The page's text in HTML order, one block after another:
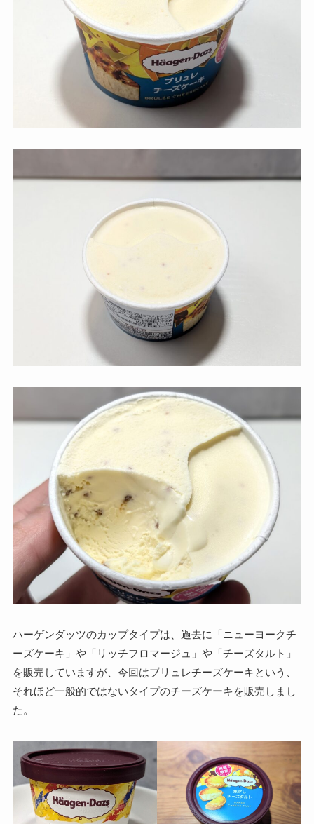
ハーゲンダッツのカップタイプは、過去に「ニューヨークチ
ーズケーキ」や「リッチフロマージュ」や「チーズタルト」
を販売していますが、今回はブリュレチーズケーキという、
それほど一般的ではないタイプのチーズケーキを販売しまし
た。